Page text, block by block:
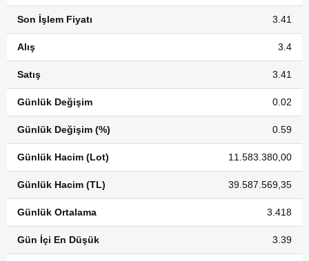
Son İşlem Fiyatı 3.41
Alış 3.4
Satış 3.41
Günlük Değişim 0.02
Günlük Değişim (%) 0.59
Günlük Hacim (Lot) 11.583.380,00
Günlük Hacim (TL) 39.587.569,35
Günlük Ortalama 3.418
Gün İçi En Düşük 3.39